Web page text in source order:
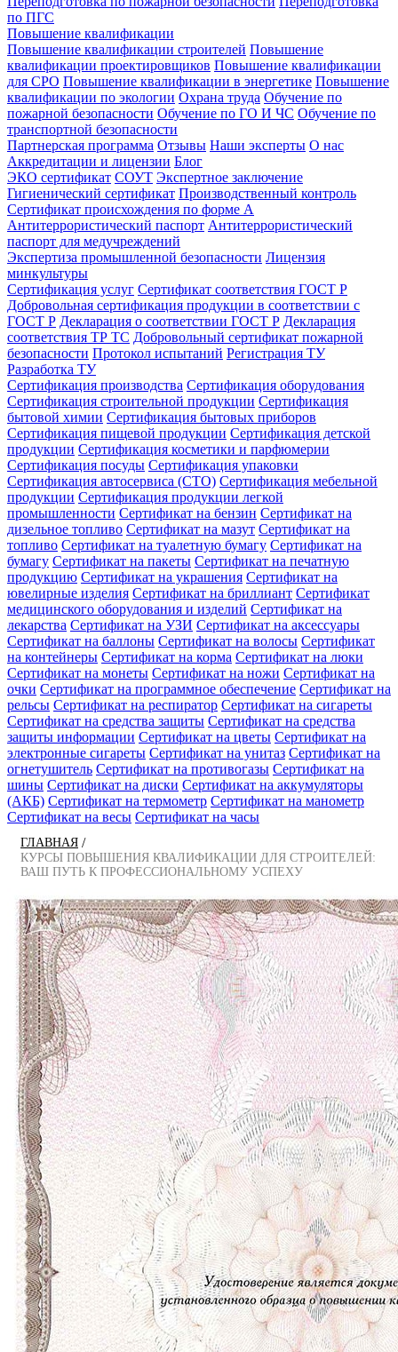
по ПГС
Повышение квалификации
Повышение квалификации строителей Повышение
квалификации проектировщиков Повышение квалификации
для СРО Повышение квалификации в энергетике Повышение
квалификации по экологии Охрана труда Обучение по
пожарной безопасности Обучение по ГО И ЧС Обучение по
транспортной безопасности
Партнерская программа Отзывы Наши эксперты О нас
Аккредитации и лицензии Блог
ЭКО сертификат СОУТ Экспертное заключение
Гигиенический сертификат Производственный контроль
Сертификат происхождения по форме А
Антитеррористический паспорт Антитеррористический
паспорт для медучреждений
Экспертиза промышленной безопасности Лицензия
минкультуры
Сертификация услуг Сертификат соответствия ГОСТ Р
Добровольная сертификация продукции в соответствии с
ГОСТ Р Декларация о соответствии ГОСТ Р Декларация
соответствия ТР ТС Добровольный сертификат пожарной
безопасности Протокол испытаний Регистрация ТУ
Разработка ТУ
Сертификация производства Сертификация оборудования
Сертификация строительной продукции Сертификация
бытовой химии Сертификация бытовых приборов
Сертификация пищевой продукции Сертификация детской
продукции Сертификация косметики и парфюмерии
Сертификация посуды Сертификация упаковки
Сертификация автосервиса (СТО) Сертификация мебельной
продукции Сертификация продукции легкой
промышленности Сертификат на бензин Сертификат на
дизельное топливо Сертификат на мазут Сертификат на
топливо Сертификат на туалетную бумагу Сертификат на
бумагу Сертификат на пакеты Сертификат на печатную
продукцию Сертификат на украшения Сертификат на
ювелирные изделия Сертификат на бриллиант Сертификат
медицинского оборудования и изделий Сертификат на
лекарства Сертификат на УЗИ Сертификат на аксессуары
Сертификат на баллоны Сертификат на волосы Сертификат
на контейнеры Сертификат на корма Сертификат на люки
Сертификат на монеты Сертификат на ножи Сертификат на
очки Сертификат на программное обеспечение Сертификат на
рельсы Сертификат на респиратор Сертификат на сигареты
Сертификат на средства защиты Сертификат на средства
защиты информации Сертификат на цветы Сертификат на
электронные сигареты Сертификат на унитаз Сертификат на
огнетушитель Сертификат на противогазы Сертификат на
шины Сертификат на диски Сертификат на аккумуляторы
(АКБ) Сертификат на термометр Сертификат на манометр
Сертификат на весы Сертификат на часы
ГЛАВНАЯ /
КУРСЫ ПОВЫШЕНИЯ КВАЛИФИКАЦИИ ДЛЯ СТРОИТЕЛЕЙ:
ВАШ ПУТЬ К ПРОФЕССИОНАЛЬНОМУ УСПЕХУ